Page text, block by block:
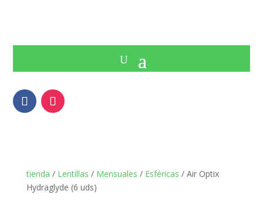
tienda / Lentillas / Mensuales / Esféricas / Air Optix
Hydraglyde (6 uds)